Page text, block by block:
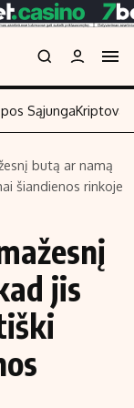
Sąjunga
butą ar namą
šiandienos rinkoje
jis